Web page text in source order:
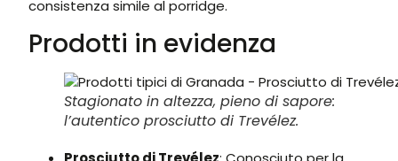
consistenza simile al porridge.
Prodotti in evidenza
Stagionato in altezza, pieno di sapore:
l’autentico prosciutto di Trevélez.